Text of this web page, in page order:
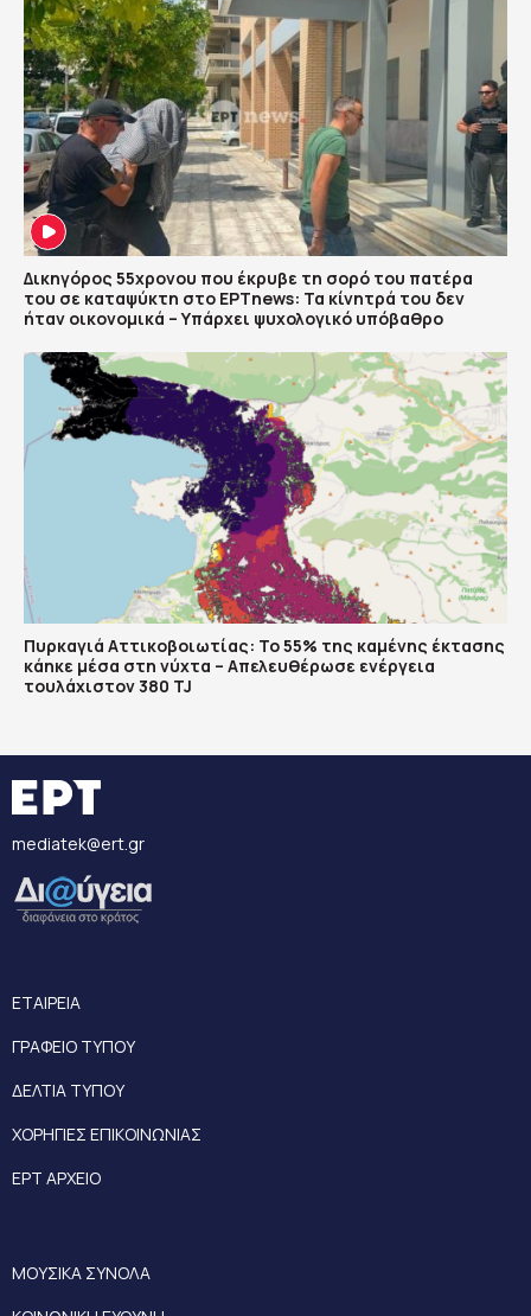
Δικηγόρος 55χρονου που έκρυβε τη σορό του πατέρα
του σε καταψύκτη στο ΕΡΤnews: Τα κίνητρά του δεν
ήταν οικονομικά – Υπάρχει ψυχολογικό υπόβαθρο
Πυρκαγιά Αττικοβοιωτίας: Το 55% της καμένης έκτασης
κάηκε μέσα στη νύχτα – Απελευθέρωσε ενέργεια
τουλάχιστον 380 TJ
mediatek@ert.gr
ΕΤΑΙΡΕΙΑ
ΓΡΑΦΕΙΟ ΤΥΠΟΥ
ΔΕΛΤΙΑ ΤΥΠΟΥ
ΧΟΡΗΓΙΕΣ ΕΠΙΚΟΙΝΩΝΙΑΣ
ΕΡΤ ΑΡΧΕΙΟ
ΜΟΥΣΙΚΑ ΣΥΝΟΛΑ